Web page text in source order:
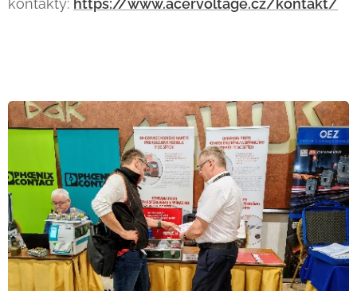
kontakty: https://www.acervoltage.cz/kontakt/